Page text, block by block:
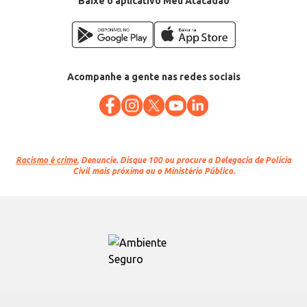
Acompanhe a gente nas redes sociais
Racismo é crime. Denuncie. Disque 100 ou procure a Delegacia de Polícia
Civil mais próxima ou o Ministério Público.